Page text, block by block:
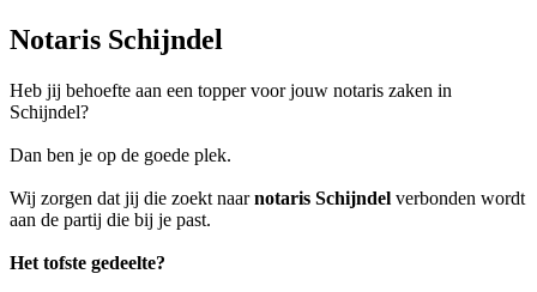
Notaris Schijndel
Heb jij behoefte aan een topper voor jouw notaris zaken in
Schijndel?
Dan ben je op de goede plek.
Wij zorgen dat jij die zoekt naarnotaris Schijndel verbonden wordt
aan de partij die bij je past.
Het tofste gedeelte?